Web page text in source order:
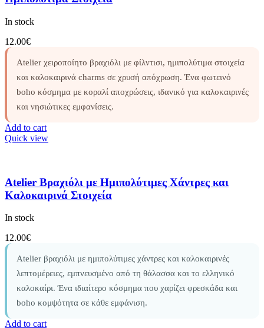
In stock
12.00€
Atelier χειροποίητο βραχιόλι με φίλντισι, ημιπολύτιμα στοιχεία
και καλοκαιρινά charms σε χρυσή απόχρωση. Ένα φωτεινό
boho κόσμημα με κοραλί αποχρώσεις, ιδανικό για καλοκαιρινές
και νησιώτικες εμφανίσεις.
Add to cart
Quick view
Atelier Βραχιόλι με Ημιπολύτιμες Χάντρες και
Καλοκαιρινά Στοιχεία
In stock
12.00€
Atelier βραχιόλι με ημιπολύτιμες χάντρες και καλοκαιρινές
λεπτομέρειες, εμπνευσμένο από τη θάλασσα και το ελληνικό
καλοκαίρι. Ένα ιδιαίτερο κόσμημα που χαρίζει φρεσκάδα και
boho κομψότητα σε κάθε εμφάνιση.
Add to cart